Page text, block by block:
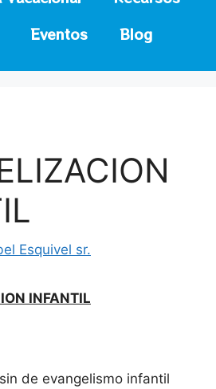
Eventos Blog
Esquivel sr.
INFANTIL
de evangelismo infantil